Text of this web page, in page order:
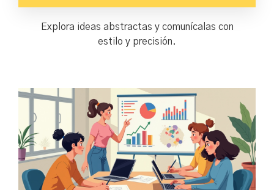
Explora ideas abstractas y comunícalas con
estilo y precisión.